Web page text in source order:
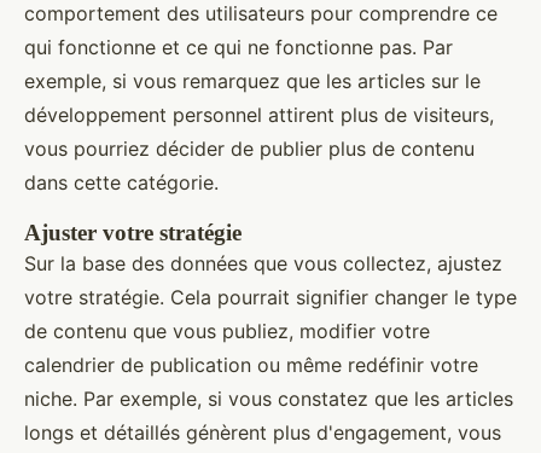
comportement des utilisateurs pour comprendre ce
qui fonctionne et ce qui ne fonctionne pas. Par
exemple, si vous remarquez que les articles sur le
développement personnel attirent plus de visiteurs,
vous pourriez décider de publier plus de contenu
dans cette catégorie.
Ajuster votre stratégie
Sur la base des données que vous collectez, ajustez
votre stratégie. Cela pourrait signifier changer le type
de contenu que vous publiez, modifier votre
calendrier de publication ou même redéfinir votre
niche. Par exemple, si vous constatez que les articles
longs et détaillés génèrent plus d'engagement, vous